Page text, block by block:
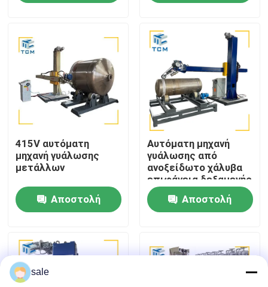
Επισκέψεις στο εργοστάσιο
Έλεγχος ποιότητας
Ειδήσεις
Υποθέσεις
Ζητήστε μια προσφορά
Μηχανή γυάλωσης δεξαμενών
δεξαμενόπλοια
415V αυτόματη
μηχανή γυάλωσης
μετάλλων
Αποστολή
Αυτόματη μηχανή
γυάλωσης από
ανοξείδωτο χάλυβα
επιφάνεια δεξαμενής
400V αυτόματο
μέταλλοΑποστολή
sale